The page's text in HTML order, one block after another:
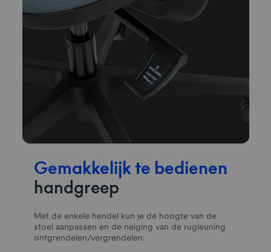
Gemakkelijk te bedienen
handgreep
Met de enkele hendel kun je de hoogte van de
stoel aanpassen en de neiging van de rugleuning
ontgrendelen/vergrendelen.